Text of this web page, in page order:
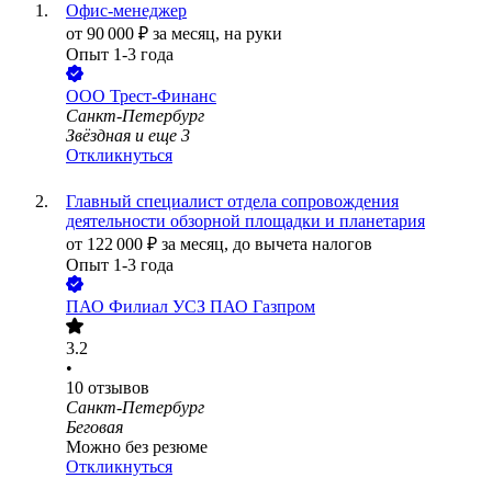
Офис-менеджер
от 90 000 ₽ за месяц, на руки
Опыт 1-3 года
ООО Трест-Финанс
Санкт-Петербург
Звёздная и еще 3
Откликнуться
Главный специалист отдела сопровождения
деятельности обзорной площадки и планетария
от 122 000 ₽ за месяц, до вычета налогов
Опыт 1-3 года
ПАО Филиал УСЗ ПАО Газпром
3.2
•
10 отзывов
Санкт-Петербург
Беговая
Можно без резюме
Откликнуться